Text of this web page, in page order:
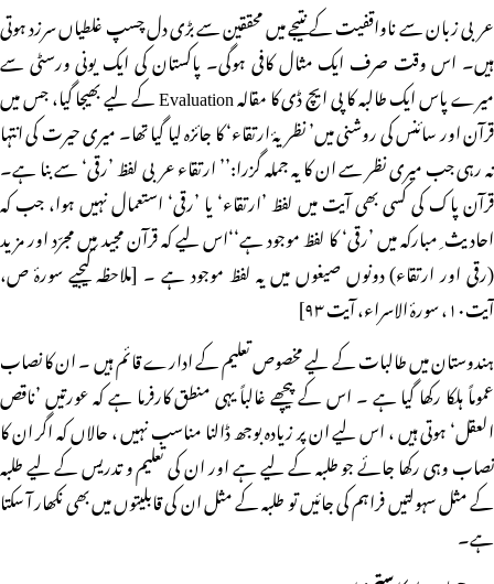
عربی زبان سے ناواقفیت کے نتیجے میں محققین سے بڑی دل چسپ غلطیاں سرزد ہوتی
ہیں۔ اس وقت صرف ایک مثال کافی ہوگی۔ پاکستان کی ایک یونی ورسٹی سے
میرے پاس ایک طالبہ کا پی ایچ ڈی کا مقالہ Evaluation کے لیے بھیجا گیا، جس میں
قرآن اور سائنس کی روشنی میں’ نظریۂ ارتقاء‘ کا جائزہ لیا گیا تھا۔ میری حیرت کی انتہا
نہ رہی جب میری نظر سے ان کا یہ جملہ گزرا:’’ ارتقاء عربی لفظ ’رقی‘ سے بنا ہے۔
قرآن پاک کی کسی بھی آیت میں لفظ ’ارتقاء‘ یا ’رقی‘ استعمال نہیں ہوا، جب کہ
احادیث ِ مبارکہ میں ’رقی‘ کا لفظ موجود ہے‘‘اس لیے کہ قرآن مجید میں مجرّد اور مزید
(رقی اور ارتقاء) دونوں صیغوں میں یہ لفظ موجود ہے ۔ [ملاحظہ کیجیے سورۂ ص،
آیت۱۰، سورۂ الاسراء، آیت ۹۳]
ہندوستان میں طالبات کے لیے مخصوص تعلیم کے ادارے قائم ہیں ۔ ان کا نصاب
عموماً ہلکا رکھا گیا ہے ۔ اس کے پیچھے غالباً یہی منطق کارفرما ہے کہ عورتیں ’ناقص
العقل‘ ہوتی ہیں ، اس لیے ان پر زیادہ بوجھ ڈالنا مناسب نہیں ، حالاں کہ اگر ان کا
نصاب وہی رکھا جائے جو طلبہ کے لیے ہے اور ان کی تعلیم و تدریس کے لیے طلبہ
کے مثل سہولتیں فراہم کی جائیں تو طلبہ کے مثل ان کی قابلیتوں میں بھی نکھار آ سکتا
ہے۔